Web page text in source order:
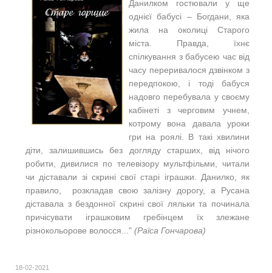
Данилком гостювали у ще
однієї бабусі ‒ Богдани, яка
жила на околиці Старого
міста. Правда, їхнє
спілкування з бабусею час від
часу переривалося дзвінком з
передпокою, і тоді бабуся
надовго перебувала у своєму
кабінеті з черговим учнем,
котрому вона давала уроки
гри на роялі. В такі хвилини
діти, залишившись без догляду старших, від нічого
робити, дивилися по телевізору мультфільми, читали
чи діставали зі скрині свої старі іграшки. Данилко, як
правило, розкладав свою залізну дорогу, а Русана
діставала з бездонної скрині свої ляльки та починала
причісувати іграшковим гребінцем їх злежане
різнокольорове волосся..." (Раїса Гончарова)
18-02-2021